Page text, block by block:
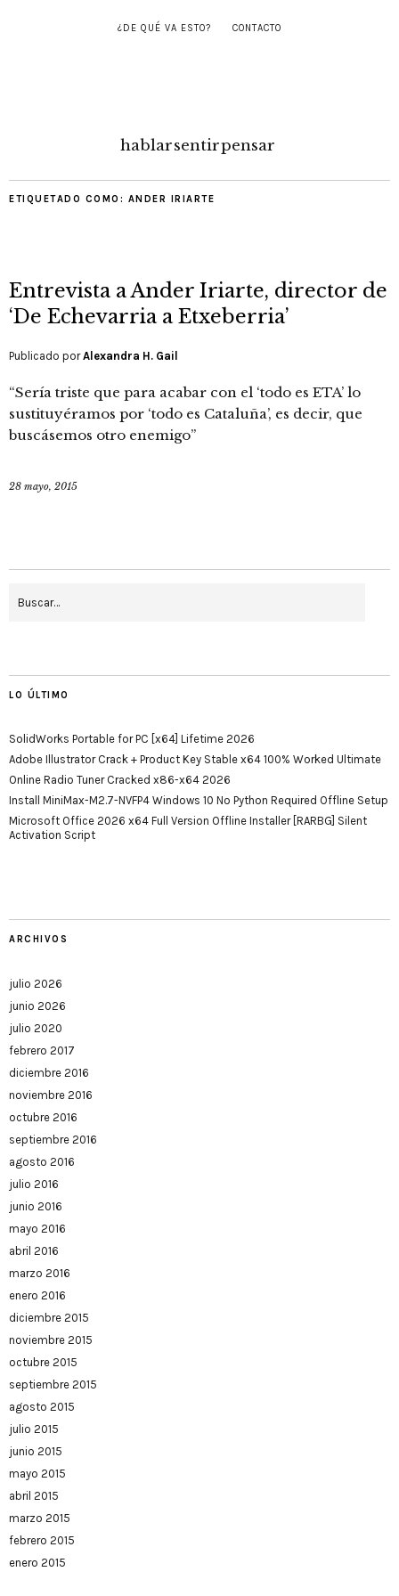
¿DE QUÉ VA ESTO? CONTACTO
hablarsentirpensar
ETIQUETADO COMO: ANDER IRIARTE
Entrevista a Ander Iriarte, director de
‘De Echevarria a Etxeberria’
Publicado porAlexandra H. Gail
“Sería triste que para acabar con el ‘todo es ETA’ lo
sustituyéramos por ‘todo es Cataluña’, es decir, que
buscásemos otro enemigo”
28 mayo, 2015
LO ÚLTIMO
SolidWorks Portable for PC [x64] Lifetime 2026
Adobe Illustrator Crack + Product Key Stable x64 100% Worked Ultimate
Online Radio Tuner Cracked x86-x64 2026
Install MiniMax-M2.7-NVFP4 Windows 10 No Python Required Offline Setup
Microsoft Office 2026 x64 Full Version Offline Installer [RARBG] Silent
Activation Script
ARCHIVOS
julio 2026
junio 2026
julio 2020
febrero 2017
diciembre 2016
noviembre 2016
octubre 2016
septiembre 2016
agosto 2016
julio 2016
junio 2016
mayo 2016
abril 2016
marzo 2016
enero 2016
diciembre 2015
noviembre 2015
octubre 2015
septiembre 2015
agosto 2015
julio 2015
junio 2015
mayo 2015
abril 2015
marzo 2015
febrero 2015
enero 2015